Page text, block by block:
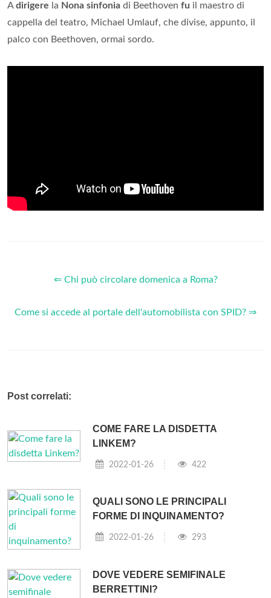
Adirigere la Nona sinfonia di Beethoven fu il maestro di
cappella del teatro, Michael Umlauf, che divise, appunto, il
palco con Beethoven, ormai sordo.
⇐ Chi può circolare domenica a Roma?
Come si accede al portale dell'automobilista con SPID? ⇒
Post correlati:
COME FARE LA DISDETTA
LINKEM?
2022-01-26 422
QUALI SONO LE PRINCIPALI
FORME DI INQUINAMENTO?
2022-01-26 293
DOVE VEDERE SEMIFINALE
BERRETTINI?